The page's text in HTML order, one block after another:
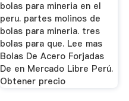
bolas para mineria en el
peru. partes molinos de
bolas para mineria. tres
bolas para que. Lee mas
Bolas De Acero Forjadas
De en Mercado Libre Perú.
Obtener precio